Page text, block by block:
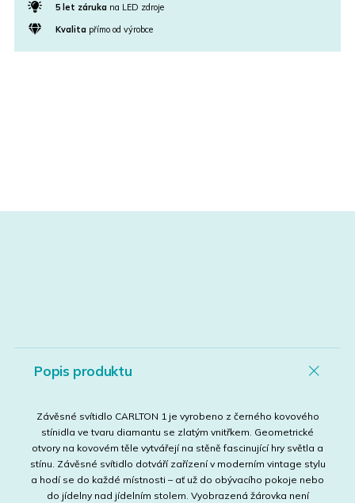
5 let zárukana LED zdroje
Kvalitapřímo od výrobce
Popis produktu
Závěsné svítidlo CARLTON 1 je vyrobeno z černého kovového
stínidla ve tvaru diamantu se zlatým vnitřkem. Geometrické
otvory na kovovém těle vytvářejí na stěně fascinující hry světla a
stínu. Závěsné svítidlo dotváří zařízení v moderním vintage stylu
a hodí se do každé místnosti – ať už do obývacího pokoje nebo
do jídelny nad jídelním stolem. Vyobrazená žárovka není